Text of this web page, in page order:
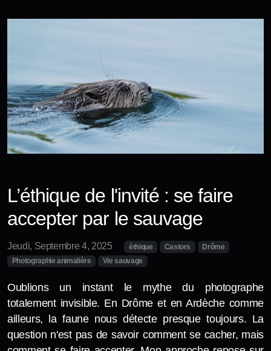
L’éthique de l'invité : se faire
accepter par le sauvage
Jeudi, Septembre 4, 2025 éthique Castors
Drôme
Photographie animalière
Vie sauvage
Oublions un instant le mythe du photographe
totalement invisible. En Drôme et en Ardèche comme
ailleurs, la faune nous détecte presque toujours. La
question n'est pas de savoir comment se cacher, mais
Je réserve un stage ou une initiation !
Professionnel